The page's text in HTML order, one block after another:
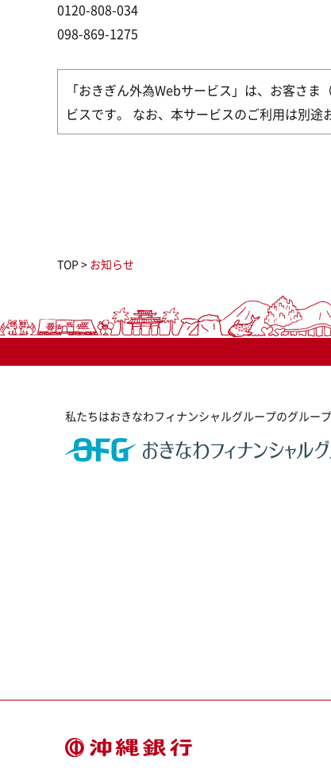
0120-808-034
098-869-1275
「おきぎん外為Webサービス」は、お客さ
ビスです。 なお、本サービスのご利用は別途
TOP > お知らせ
私たちはおきなわフィナンシャルグループのグループ